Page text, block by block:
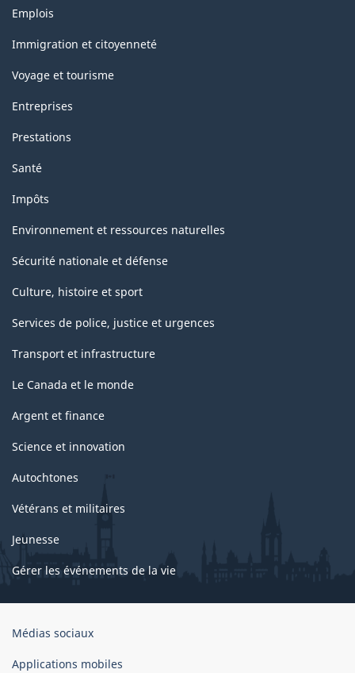
Thèmes
sujets
Emplois
Immigration et citoyenneté
Voyage et tourisme
Entreprises
Prestations
Santé
Impôts
Environnement et ressources naturelles
Sécurité nationale et défense
Culture, histoire et sport
Services de police, justice et urgences
Transport et infrastructure
Le Canada et le monde
Argent et finance
Science et innovation
Autochtones
Vétérans et militaires
Jeunesse
Gérer les événements de la vie
Organisation
gouvernement
Médias sociaux
Applications mobiles